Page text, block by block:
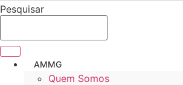
Pesquisar
AMMG
Quem Somos